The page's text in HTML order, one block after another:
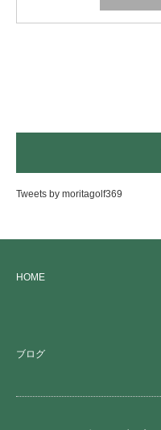
Tweets by moritagolf369
HOME
ブログ